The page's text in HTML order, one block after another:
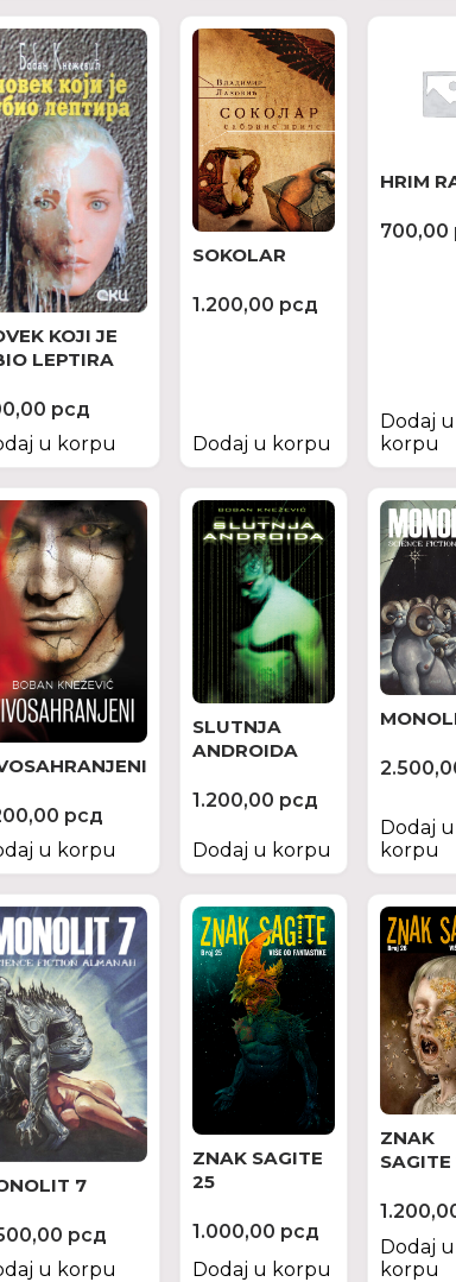
KOJI JE
LEPTIRA
рсд
u korpu
SOKOLAR
1.200,00 рсд
Dodaj u korpu
HRIM
700,00
Dodaj u
korpu
рсд
u korpu
SLUTNJA
ANDROIDA
1.200,00 рсд
Dodaj u korpu
Dodaj u
korpu
7
рсд
u korpu
ZNAK SAGITE
25
1.000,00 рсд
Dodaj u korpu
ZNAK
Dodaj u
korpu